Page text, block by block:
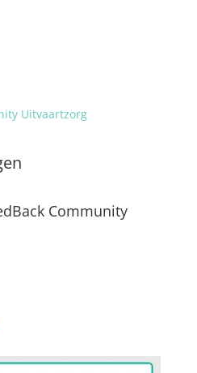
Uitvaartzorg
Community